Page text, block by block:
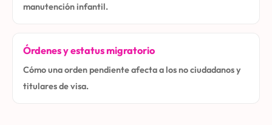
manutención infantil.
Órdenes y estatus migratorio
Cómo una orden pendiente afecta a los no ciudadanos y
titulares de visa.